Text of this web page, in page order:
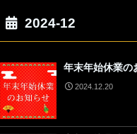
2024-12
年末年始休業の
2024.12.20